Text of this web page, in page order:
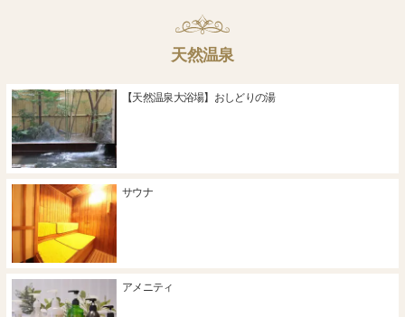
天然温泉
【天然温泉大浴場】おしどりの湯
サウナ
アメニティ